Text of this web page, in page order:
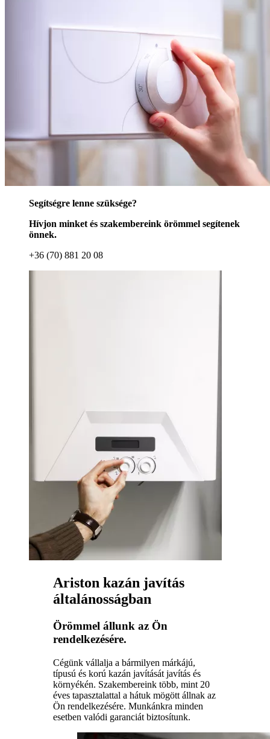
Segítségre lenne szüksége?
Hívjon minket és szakembereink örömmel segítenek
önnek.
+36 (70) 881 20 08
Ariston kazán javítás
általánosságban
Örömmel állunk az Ön
rendelkezésére.
Cégünk vállalja a bármilyen márkájú,
típusú és korú kazán javítását javítás és
környékén. Szakembereink több, mint 20
éves tapasztalattal a hátuk mögött állnak az
Ön rendelkezésére. Munkánkra minden
esetben valódi garanciát biztosítunk.